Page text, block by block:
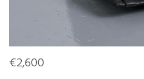
€2,600